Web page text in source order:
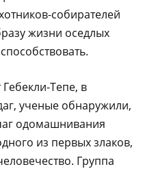
собирателей
жизни оседлых
Тепе, в
ученые обнаружили,
одомашнивания
из первых злаков,
Группа